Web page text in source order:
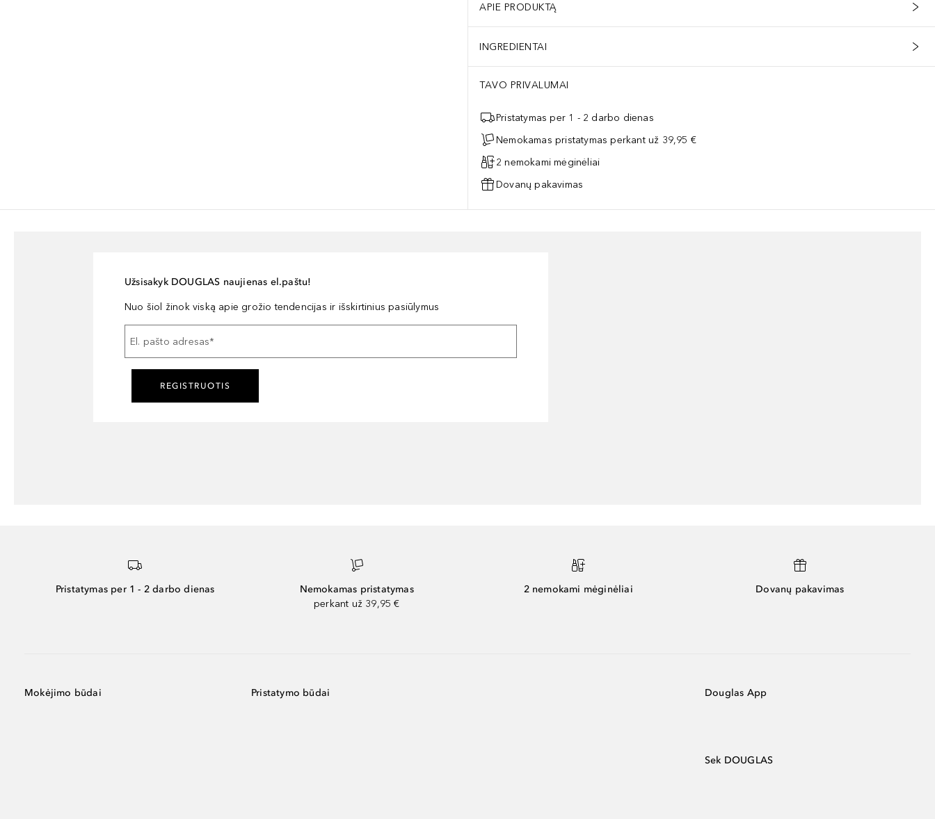
APIE PRODUKTĄ
INGREDIENTAI
TAVO PRIVALUMAI
Pristatymas per 1 - 2 darbo dienas
Nemokamas pristatymas perkant už 39,95 €
2 nemokami mėginėliai
Dovanų pakavimas
Užsisakyk DOUGLAS naujienas el.paštu!
Nuo šiol žinok viską apie grožio tendencijas ir išskirtinius pasiūlymus
El. pašto adresas*
REGISTRUOTIS
Pristatymas per 1 - 2 darbo dienas
Nemokamas pristatymas
perkant už 39,95 €
2 nemokami mėginėliai Dovanų pakavimas
Mokėjimo būdai Pristatymo būdai Douglas App
Sek DOUGLAS